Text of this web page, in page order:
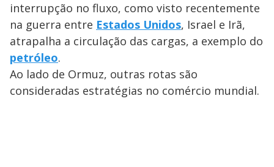
interrupção no fluxo, como visto recentemente
na guerra entre Estados Unidos, Israel e Irã,
atrapalha a circulação das cargas, a exemplo do
petróleo.
Ao lado de Ormuz, outras rotas são
consideradas estratégias no comércio mundial.